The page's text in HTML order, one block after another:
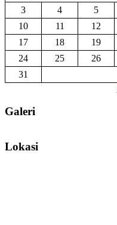
3
4 5
10
11 12
17
18 19
24
25 26
31
Galeri
Lokasi